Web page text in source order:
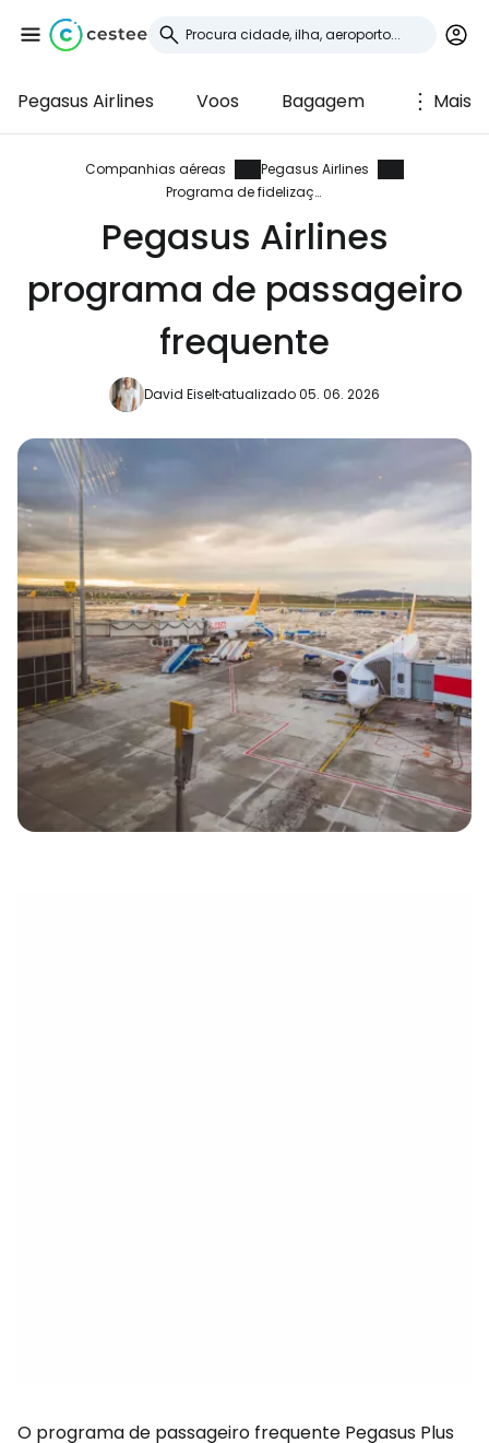
Pegasus Airlines Voos Bagagem Mais
Companhias aéreas
Pegasus Airlines
Programa de fidelização
Pegasus Airlines
programa de passageiro
frequente
David Eiseltatualizado 05. 06. 2026
O programa de passageiro frequente Pegasus Plus
Iniciar sessão no
Cestee
... a comunidade mundial de viajantes
Continuar com o Google
Continuar com o Facebook
eletrónico